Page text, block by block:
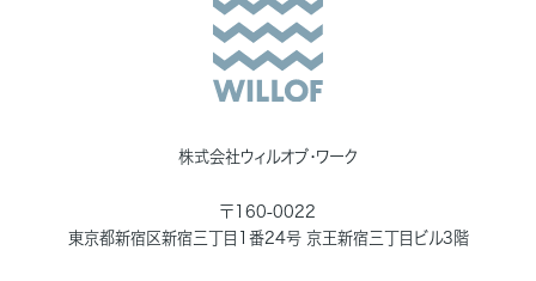
株式会社ウィルオブ・ワーク
〒160-0022
東京都新宿区新宿三丁目1番24号 京王新宿三丁目ビル3階